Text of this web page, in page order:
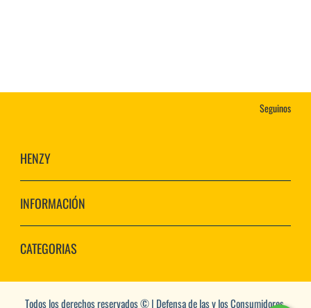
Seguinos
HENZY
INFORMACIÓN
CATEGORIAS
Todos los derechos reservados © | Defensa de las y los Consumidores.